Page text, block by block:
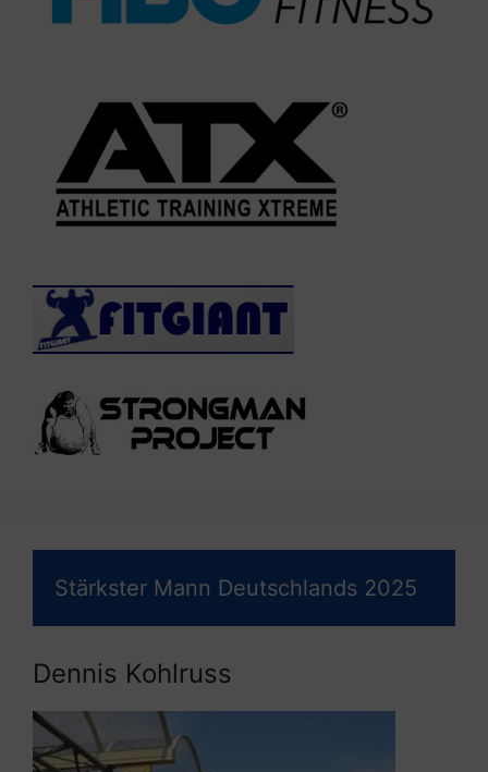
Stärkster Mann Deutschlands 2025
Dennis Kohlruss